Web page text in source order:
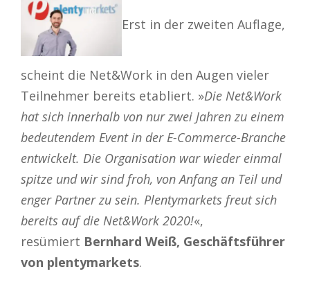
Erst in der zweiten Auflage,
scheint die Net&Work in den Augen vieler
Teilnehmer bereits etabliert. »Die Net&Work
hat sich innerhalb von nur zwei Jahren zu einem
bedeutendem Event in der E-Commerce-Branche
entwickelt. Die Organisation war wieder einmal
spitze und wir sind froh, von Anfang an Teil und
enger Partner zu sein. Plentymarkets freut sich
bereits auf die Net&Work 2020!«,
resümiert Bernhard Weiß, Geschäftsführer
von plentymarkets.